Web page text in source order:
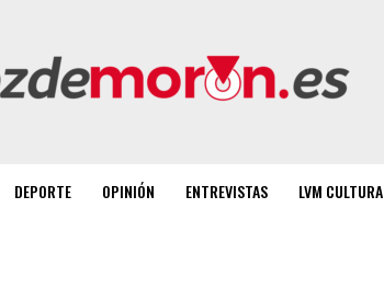
DEPORTE OPINIÓN ENTREVISTAS LVM CULTURA